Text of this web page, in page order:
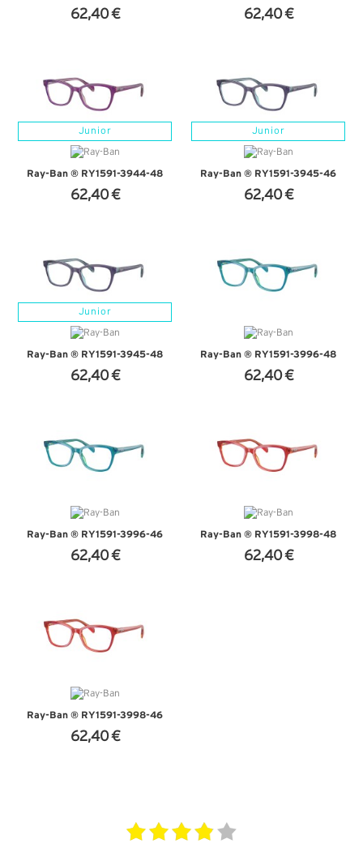
62,40 €
62,40 €
Junior
Ray-Ban ® RY1591-3944-48
62,40 €
Junior
Ray-Ban ® RY1591-3945-46
62,40 €
Junior
Ray-Ban ® RY1591-3945-48
62,40 €
Ray-Ban ® RY1591-3996-48
62,40 €
Ray-Ban ® RY1591-3996-46
62,40 €
Ray-Ban ® RY1591-3998-48
62,40 €
Ray-Ban ® RY1591-3998-46
62,40 €